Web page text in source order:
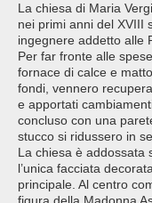
La chiesa di Maria
nei primi anni del XVIII
ingegnere addetto alle
Per far fronte alle
fornace di calce e
fondi, vennero
e apportati
concluso con una
stucco si ridussero in
La chiesa è addossata
l’unica facciata
principale. Al centro